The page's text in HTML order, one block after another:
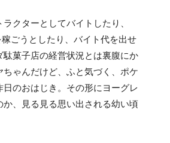
クターとしてバイトしたり、
ごうとしたり、バイト代を出せ
駄菓子店の経営状況とは裏腹にか
ちゃんだけど、ふと気づく、ポケ
日のおはじき。その形にヨーグレ
か、見る見る思い出される幼い頃